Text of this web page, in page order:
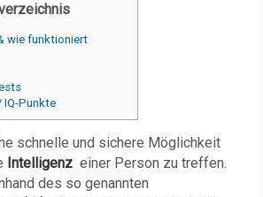
wie funktioniert
Punkte
schnelle und sichere Möglichkeit
Intelligenz einer Person zu treffen.
des so genannten